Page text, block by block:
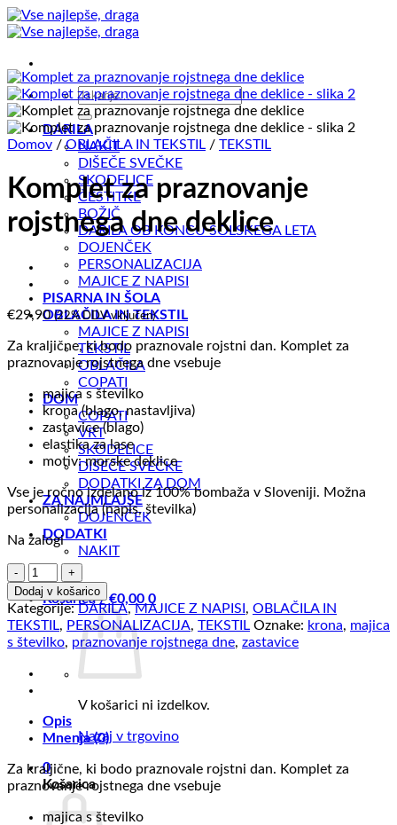
Skoči
na
Išči:
DARILA
NAKIT
DIŠEČE SVEČKE
SKODELICE
ČESTITKE
BOŽIČ
DARILA OB KONCU ŠOLSKEGA LETA
DOJENČEK
PERSONALIZACIJA
MAJICE Z NAPISI
PISARNA IN ŠOLA
OBLAČILA IN TEKSTIL
MAJICE Z NAPISI
TEKSTIL
OBLAČILA
COPATI
DOM
COPATI
VRT
SKODELICE
DIŠEČE SVEČKE
DODATKI ZA DOM
ZA NAJMLAJŠE
DOJENČEK
DODATKI
NAKIT
Košarica /€0,00 0
V košarici ni izdelkov.
Nazaj v trgovino
0
Košarica
Domov / OBLAČILA IN TEKSTIL / TEKSTIL
Komplet za praznovanje
rojstnega dne deklice
€29,90 (22% DDV vključen)
Za kraljične, ki bodo praznovale rojstni dan. Komplet za
praznovanje rojstnega dne vsebuje
majica s številko
krona (blago, nastavljiva)
zastavice (blago)
elastika za lase
motiv: morske deklice
Vse je ročno izdelano iz 100% bombaža v Sloveniji. Možna
personalizacija (napis, številka)
Na zalogi
Komplet
za
praznovanje
rojstnega
dne
količina
Dodaj v košarico
Kategorije:DARILA,MAJICE Z NAPISI , OBLAČILA IN
TEKSTIL, PERSONALIZACIJA, TEKSTIL Oznake: krona, majica
s številko, praznovanje rojstnega dne, zastavice
Opis
Mnenja (0)
Za kraljične, ki bodo praznovale rojstni dan. Komplet za
praznovanje rojstnega dne vsebuje
majica s številko